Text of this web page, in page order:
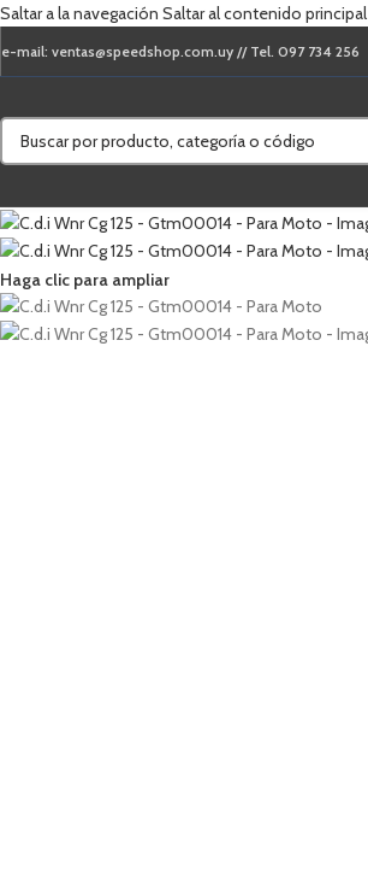
Saltar a la navegación Saltar al contenido principal
e-mail: ventas@speedshop.com.uy // Tel. 097 734 256
Haga clic para ampliar